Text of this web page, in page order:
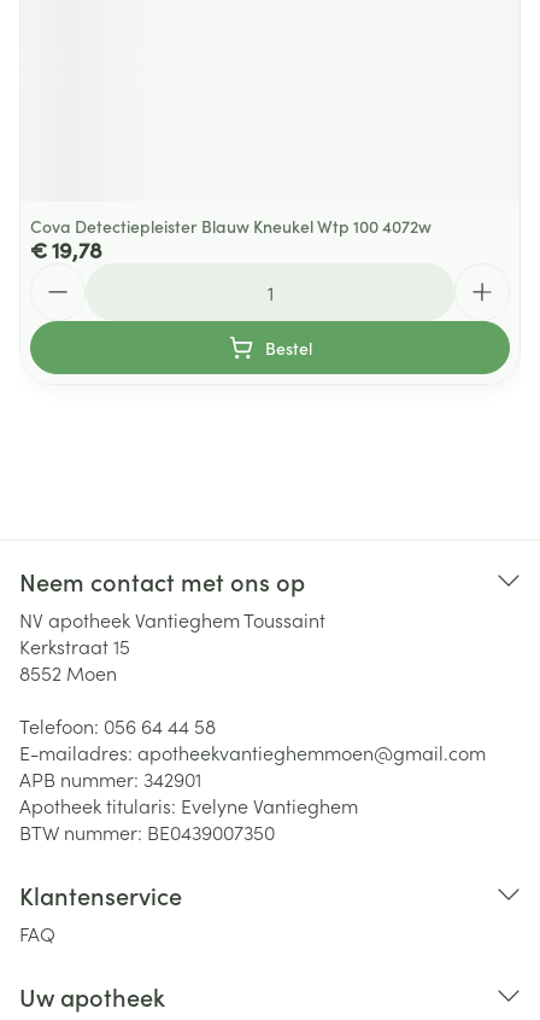
Cova Detectiepleister Blauw Kneukel Wtp 100 4072w
€ 19,78
Bestel
Neem contact met ons op
NV apotheek Vantieghem Toussaint
Kerkstraat 15
8552 Moen
Telefoon: 056 64 44 58
E-mailadres: apotheekvantieghemmoen@gmail.com
APB nummer: 342901
Apotheek titularis: Evelyne Vantieghem
BTW nummer: BE0439007350
Klantenservice
FAQ
Uw apotheek